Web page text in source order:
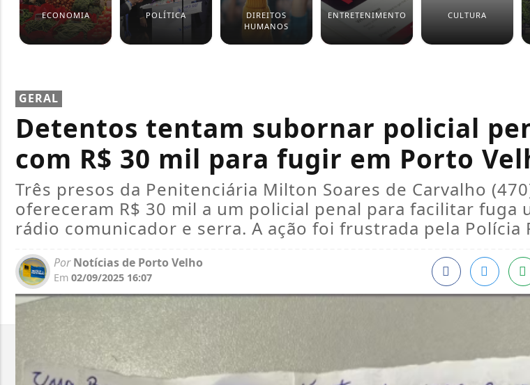
ECONOMIA POLÍTICA
DIREITOS
HUMANOS
ENTRETENIMENTO CULTURA
GERAL
Detentos tentam subornar policial
com R$ 30 mil para fugir em Porto
Três presos da Penitenciária Milton Soares de Carvalho
ofereceram R$ 30 mil a um policial penal para facilitar fuga
rádio comunicador e serra. A ação foi frustrada pela Polícia
PorNotícias de Porto Velho
Em 02/09/2025 16:07